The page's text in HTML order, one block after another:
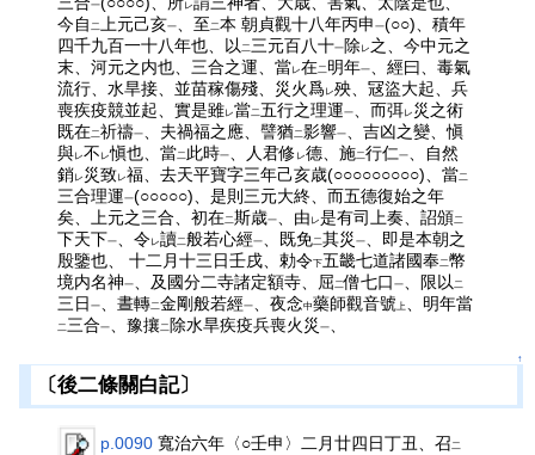
一 レ
今自 二 上元己亥一 、至 二本 朝貞觀十八年丙申一(○○)、積年
四千九百一十八年也、以 二 三元百八十一除 レ 之、今中元之
末、河元之内也、三合之運、當レ在二 明年一
、經曰、毒氣
流行、水旱接、並苗稼傷殘、災火爲レ殃、冦盜大起、兵
喪疾疫競並起、實是雖レ當二五行之理運一 、而弭レ 災之術
既在二祈禱一 、夫禍福之應、譬猶二影響一
、吉凶之變、愼
與レ不 レ愼也、當二 此時一 、人君修 レ德、施二行仁一
、自然
銷レ 災致レ福、去天平寶字三年己亥歳(○○○○○○○○○)、當二
三合理運一(○○○○○)、是則三元大終、而五德復始之年
矣、上元之三合、初在二斯歳一 、由 レ是有司上奏、詔頒二
下天下一 、令レ讀二般若心經一 、既免二其災一
、即是本朝之
殷鑒也、 十二月十三日壬戌、勅令下五畿七道諸國奉二幣
境内名神一 、及國分二寺諸定額寺、屈 二僧七口一 、限以 二
三日一 、晝轉二金剛般若經一 、夜念中藥師觀音號 上 、明年當
二 三合一 、豫攘 二 除水旱疾疫兵喪火災一
↑
〔後二條關白記〕
p.0090 寬治六年〈○壬申〉二月廿四日丁丑、召二